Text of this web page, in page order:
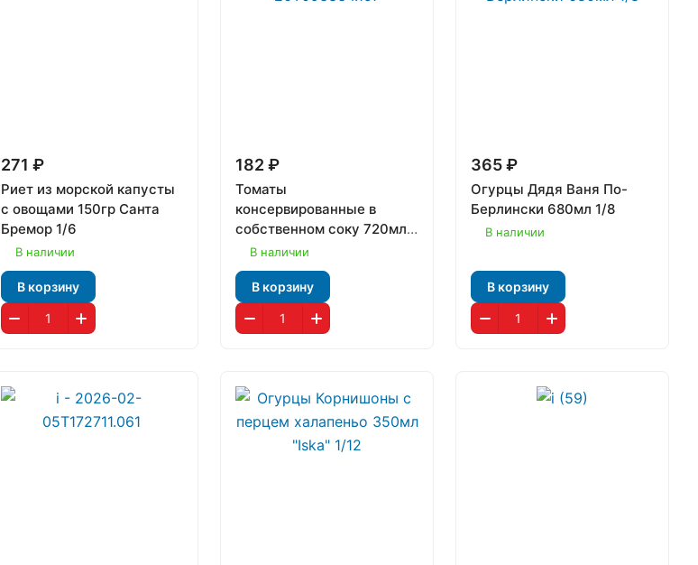
271 ₽
Риет из морской капусты
с овощами 150гр Санта
Бремор 1/6
В наличии
В корзину
182 ₽
Томаты
консервированные в
собственном соку 720мл
"Медведь Любимый" 1/12
В наличии
В корзину
365 ₽
Огурцы Дядя Ваня По-
Берлински 680мл 1/8
В наличии
В корзину